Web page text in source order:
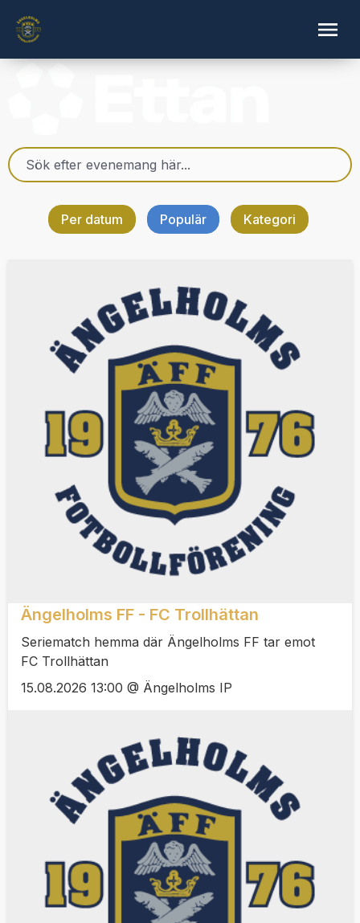
Per datum Populär Kategori
Ängelholms FF - FC Trollhättan
Seriematch hemma där Ängelholms FF tar emot
FC Trollhättan
15.08.2026 13:00 @ Ängelholms IP